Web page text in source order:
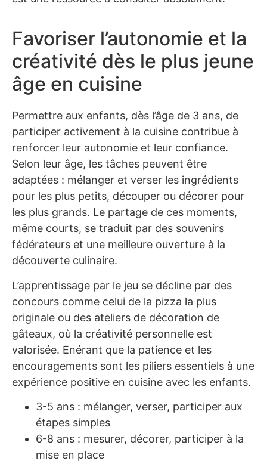
Favoriser l’autonomie et la
créativité dès le plus jeune
âge en cuisine
Permettre aux enfants, dès l’âge de 3 ans, de
participer activement à la cuisine contribue à
renforcer leur autonomie et leur confiance.
Selon leur âge, les tâches peuvent être
adaptées : mélanger et verser les ingrédients
pour les plus petits, découper ou décorer pour
les plus grands. Le partage de ces moments,
même courts, se traduit par des souvenirs
fédérateurs et une meilleure ouverture à la
découverte culinaire.
L’apprentissage par le jeu se décline par des
concours comme celui de la pizza la plus
originale ou des ateliers de décoration de
gâteaux, où la créativité personnelle est
valorisée. Enérant que la patience et les
encouragements sont les piliers essentiels à une
expérience positive en cuisine avec les enfants.
3-5 ans : mélanger, verser, participer aux
étapes simples
6-8 ans : mesurer, décorer, participer à la
mise en place